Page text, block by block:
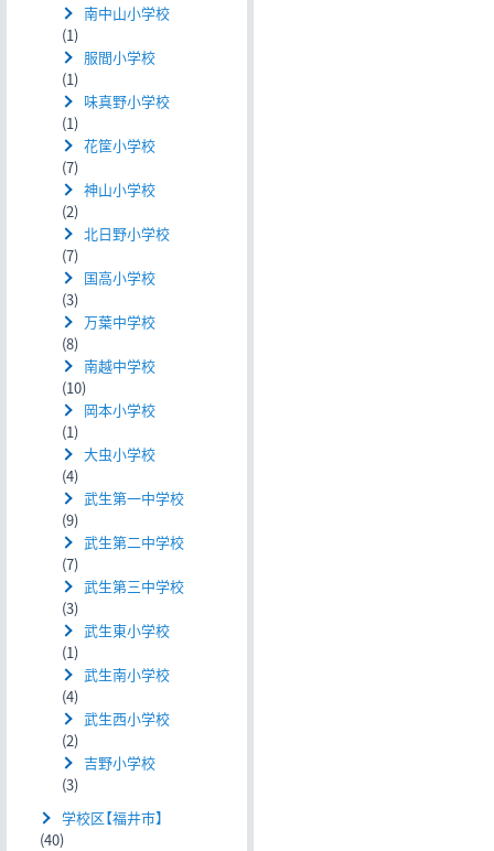
南中山小学校
(1)
服間小学校
(1)
味真野小学校
(1)
花筐小学校
(7)
神山小学校
(2)
北日野小学校
(7)
国高小学校
(3)
万葉中学校
(8)
南越中学校
(10)
岡本小学校
(1)
大虫小学校
(4)
武生第一中学校
(9)
武生第二中学校
(7)
武生第三中学校
(3)
武生東小学校
(1)
武生南小学校
(4)
武生西小学校
(2)
吉野小学校
(3)
学校区【福井市】
(40)